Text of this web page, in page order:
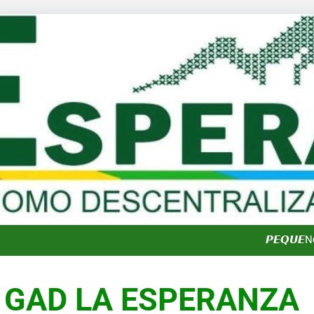
𝟭𝟮𝟳 𝗔Ñ𝗢𝗦 𝗗𝗘
𝟭𝟮𝟳 𝗔Ñ𝗢𝗦 𝗗𝗘
𝟭𝟮𝟳 𝗔Ñ𝗢𝗦 𝗗𝗘
GAD LA ESPERANZA